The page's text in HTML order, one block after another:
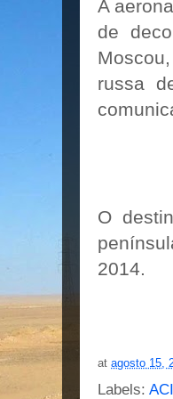
A
de
russa
O
2014.
at agosto 15,
Labels: